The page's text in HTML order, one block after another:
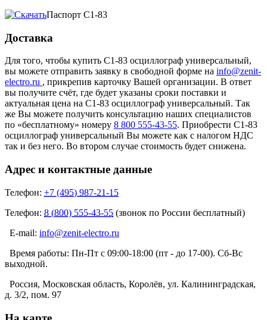
Паспорт С1-83
Доставка
Для того, чтобы купить С1-83 осциллограф универсальный,
вы можете отправить заявку в свободной форме на info@zenit-
electro.ru , прикрепив карточку Вашей организации. В ответ
вы получите счёт, где будет указаны сроки поставки и
актуальная цена на С1-83 осциллограф универсальный. Так
же Вы можете получить консультацию наших специалистов
по «бесплатному» номеру 8 800 555-43-55. Приобрести С1-83
осциллограф универсальный Вы можете как с налогом НДС
так и без него. Во втором случае стоимость будет снижена.
Адрес и контактные данные
Телефон: +7 (495) 987-21-15
Телефон: 8 (800) 555-43-55 (звонок по России бесплатный)
E-mail: info@zenit-electro.ru
Время работы: Пн-Пт с 09:00-18:00 (пт - до 17-00). Сб-Вс
выходной.
Россия, Московская область, Королёв, ул. Калининградская,
д. 3/2, пом. 97